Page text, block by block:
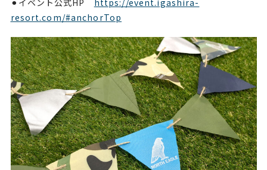
resort.com/#anchorTop